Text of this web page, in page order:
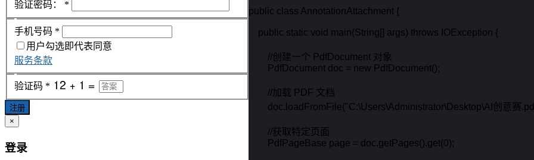
public class AnnotationAttachment {
    public static void main(String[] args) throws IOException {
        //创建一个 PdfDocument 对象
        PdfDocument doc = new PdfDocument();
        //加载 PDF 文档
doc.loadFromFile("C:\Users\Administrator\Desktop\AI创意赛
        //获取特定页面
        PdfPageBase page = doc.getPages().get(0);
验证密码：
*
手机号码 *
用户勾选即代表同意
服务条款
验证码 *
注册
×
登录